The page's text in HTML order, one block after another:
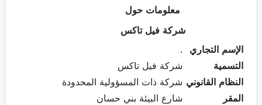
معلومات حول
شركة فيل تاكس
الإسم التجاري
.
التسمية
شركة فيل تاكس
النظام القانوني شركة ذات المسؤولية المحدودة
المقر
شارع البيئة بني حسان